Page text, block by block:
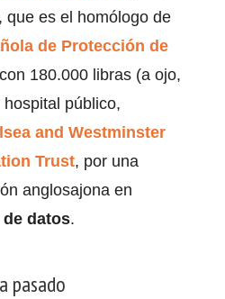
que es el homólogo de
de Protección de
180.000 libras (a ojo,
público,
and Westminster
Trust, por una
anglosajona en
datos.
pasado